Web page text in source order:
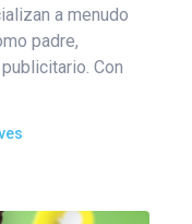
a menudo
padre,
Con